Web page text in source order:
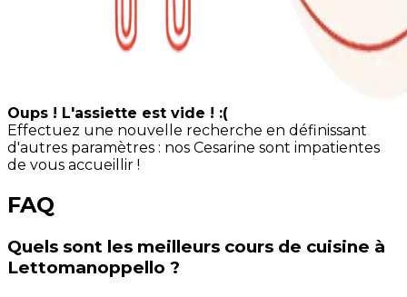
Oups ! L'assiette est vide ! :(
Effectuez une nouvelle recherche en définissant
d'autres paramètres : nos Cesarine sont impatientes
de vous accueillir !
FAQ
Quels sont les meilleurs cours de cuisine à
Lettomanoppello ?